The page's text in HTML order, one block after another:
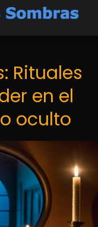
Rituales
en el
oculto